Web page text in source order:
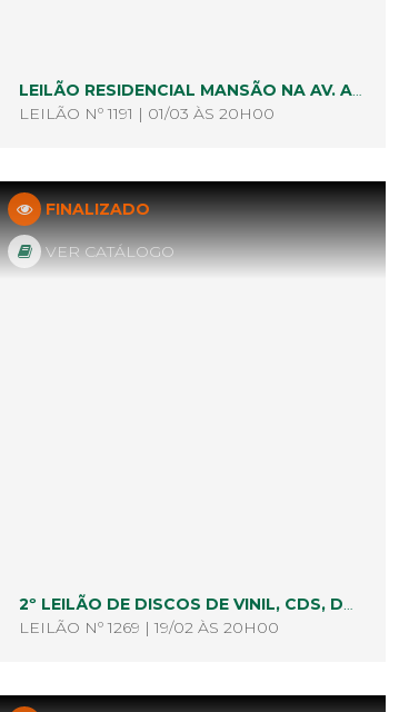
LEILÃO RESIDENCIAL MANSÃO NA AV. ALBERT EINSTEIN, MORUMBI - 3º DIA
LEILÃO Nº 1191 | 01/03 ÀS 20H00
2º LEILÃO DE DISCOS DE VINIL, CDS, DVDS, BLU RAY E AFINS
LEILÃO Nº 1269 | 19/02 ÀS 20H00
FINALIZADO
VER CATÁLOGO